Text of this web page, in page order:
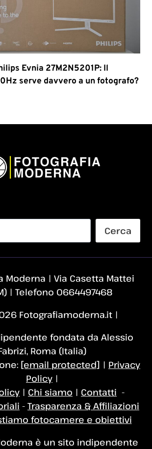
Evnia 27M2N5201P: Il
serve davvero a un fotografo?
Cerca
Moderna | Via Casetta Mattei
| Telefono 0664497468
Fotografiamoderna.it |
fondata da Alessio
Roma (Italia)
[email protected] | Privacy
Policy |
| Chi siamo | Contatti -
- Trasparenza & Affiliazioni
fotocamere e obiettivi
è un sito indipendente